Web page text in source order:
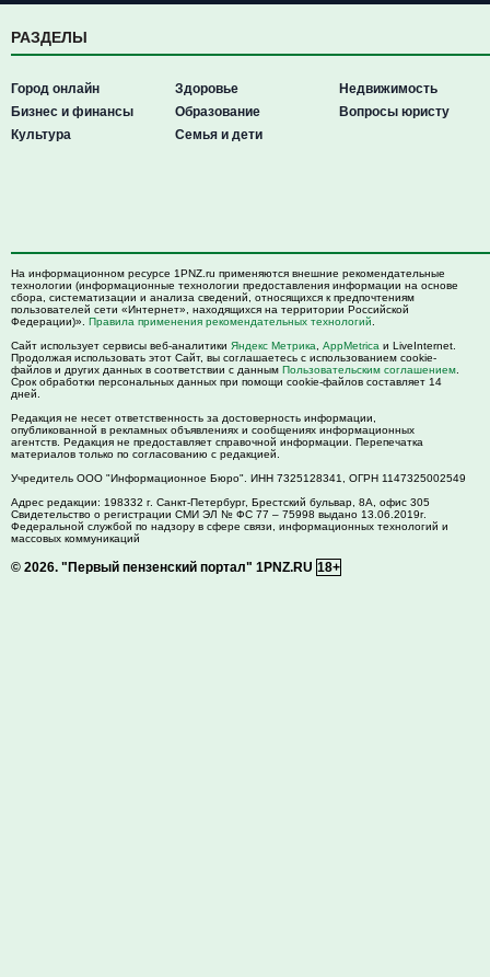
РАЗДЕЛЫ
Город онлайн
Бизнес и финансы
Культура
Здоровье
Образование
Семья и дети
Недвижимость
Вопросы юристу
На информационном ресурсе 1PNZ.ru применяются внешние рекомендательные
технологии (информационные технологии предоставления информации на основе
сбора, систематизации и анализа сведений, относящихся к предпочтениям
пользователей сети «Интернет», находящихся на территории Российской
Федерации)». Правила применения рекомендательных технологий
Сайт использует сервисы веб-аналитики Яндекс Метрика AppMetrica и LiveInternet.
Продолжая использовать этот Сайт, вы соглашаетесь с использованием cookie-
файлов и других данных в соответствии с данным Пользовательским соглашением
Срок обработки персональных данных при помощи cookie-файлов составляет 14
дней.
Редакция не несет ответственность за достоверность информации,
опубликованной в рекламных объявлениях и сообщениях информационных
агентств. Редакция не предоставляет справочной информации. Перепечатка
материалов только по согласованию с редакцией.
Учредитель ООО "Информационное Бюро". ИНН 7325128341, ОГРН 1147325002549
Адрес редакции: 198332 г. Санкт-Петербург, Брестский бульвар, 8А, офис 305
Свидетельство о регистрации СМИ ЭЛ № ФС 77 – 75998 выдано 13.06.2019г.
Федеральной службой по надзору в сфере связи, информационных технологий и
массовых коммуникаций
© 2026. "Первый пензенский портал" 1PNZ.RU 18+